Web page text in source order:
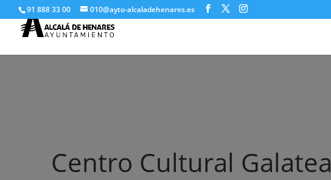
91 888 33 00 010@ayto-alcaladehenares.es
Centro Cultural Galatea